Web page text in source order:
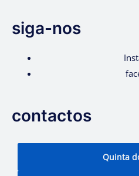
siga-nos
contactos
Quinta